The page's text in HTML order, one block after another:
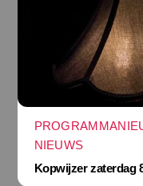
NIEUWS
Kopwijzer zaterdag